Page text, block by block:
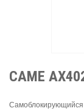
CAME
Самоблокирующийся